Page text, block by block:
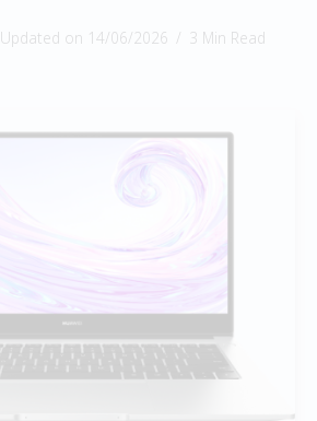
Updated on 14/06/2026
3 Min Read